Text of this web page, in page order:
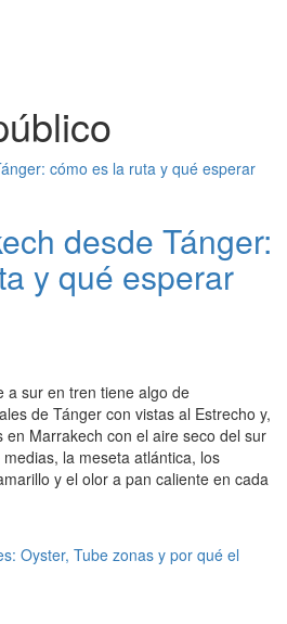
desde Tánger:
y qué esperar
a sur en tren tiene algo de
de Tánger con vistas al Estrecho y,
en Marrakech con el aire seco del sur
la meseta atlántica, los
y el olor a pan caliente en cada